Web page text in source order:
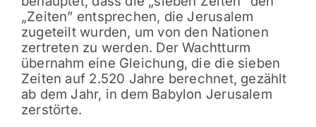
„Zeiten” entsprechen, die Jerusalem
zugeteilt wurden, um von den Nationen
zertreten zu werden. Der Wachtturm
übernahm eine Gleichung, die die sieben
Zeiten auf 2.520 Jahre berechnet, gezählt
ab dem Jahr, in dem Babylon Jerusalem
zerstörte.